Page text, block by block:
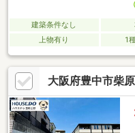
建築条件なし
上物有り
1
大阪府豊中市柴